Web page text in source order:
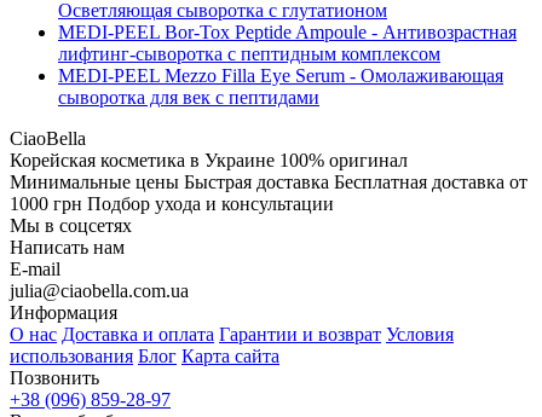
Осветляющая сыворотка с глутатионом
MEDI-PEEL Bor-Tox Peptide Ampoule - Антивозрастная
лифтинг-сыворотка с пептидным комплексом
MEDI-PEEL Mezzo Filla Eye Serum - Омолаживающая
сыворотка для век с пептидами
CiaoBella
Корейская косметика в Украине 100% оригинал
Минимальные цены Быстрая доставка Бесплатная доставка от
1000 грн Подбор ухода и консультации
Мы в соцсетях
Написать нам
E-mail
julia@ciaobella.com.ua
Информация
О нас Доставка и оплата Гарантии и возврат Условия
использования Блог Карта сайта
Позвонить
+38 (096) 859-28-97